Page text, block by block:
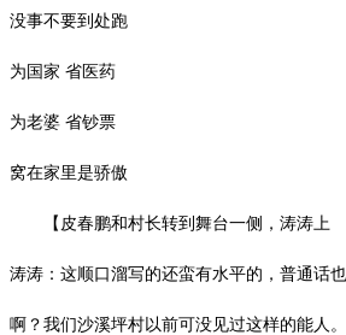
没事不要到处跑
为国家 省医药
为老婆 省钞票
窝在家里是骄傲
【皮春鹏和村长转到舞台一侧，涛涛上
涛涛：这顺口溜写的还蛮有水平的，普通话
啊？我们沙溪坪村以前可没见过这样的能人。